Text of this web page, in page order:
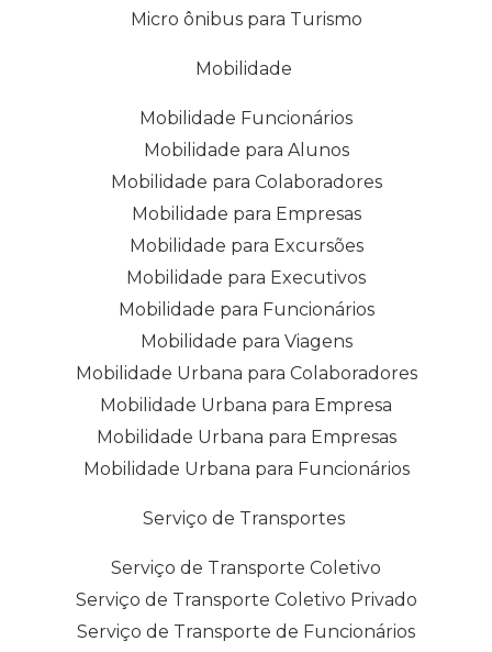
Micro ônibus para Turismo
Mobilidade
Mobilidade Funcionários
Mobilidade para Alunos
Mobilidade para Colaboradores
Mobilidade para Empresas
Mobilidade para Excursões
Mobilidade para Executivos
Mobilidade para Funcionários
Mobilidade para Viagens
Mobilidade Urbana para Colaboradores
Mobilidade Urbana para Empresa
Mobilidade Urbana para Empresas
Mobilidade Urbana para Funcionários
Serviço de Transportes
Serviço de Transporte Coletivo
Serviço de Transporte Coletivo Privado
Serviço de Transporte de Funcionários